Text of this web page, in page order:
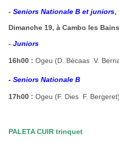
-Seniors Nationale B et juniors,
Dimanche 19, à Cambo les Bains
-Juniors
16h00 :Ogeu (D. Bécaas  V.
- Seniors Nationale B
17h00 :Ogeu (F. Dies  F.
PALETA CUIR trinquet